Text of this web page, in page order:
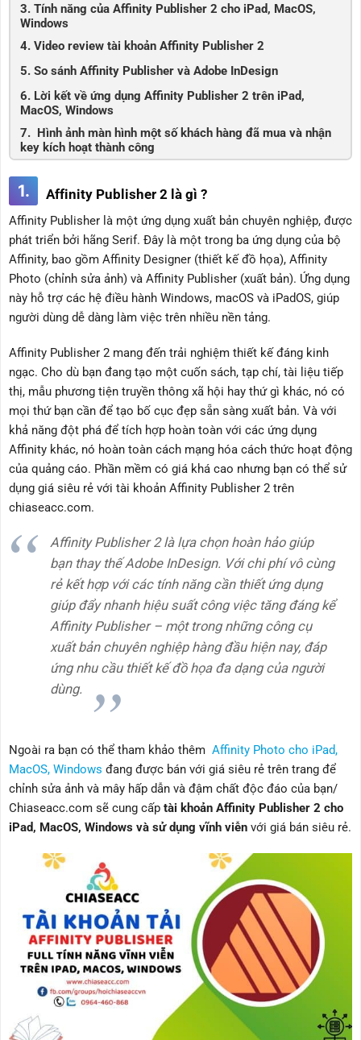
3. Tính năng của Affinity Publisher 2 cho iPad, MacOS,
Windows
4. Video review tài khoản Affinity Publisher 2
5. So sánh Affinity Publisher và Adobe InDesign
6. Lời kết về ứng dụng Affinity Publisher 2 trên iPad,
MacOS, Windows
7. Hình ảnh màn hình một số khách hàng đã mua và nhận
key kích hoạt thành công
1. Affinity Publisher 2 là gì ?
Affinity Publisher là một ứng dụng xuất bản chuyên nghiệp, được
phát triển bởi hãng Serif. Đây là một trong ba ứng dụng của bộ
Affinity, bao gồm Affinity Designer (thiết kế đồ họa), Affinity
Photo (chỉnh sửa ảnh) và Affinity Publisher (xuất bản). Ứng dụng
này hỗ trợ các hệ điều hành Windows, macOS và iPadOS, giúp
người dùng dễ dàng làm việc trên nhiều nền tảng.
Affinity Publisher 2 mang đến trải nghiệm thiết kế đáng kinh
ngạc. Cho dù bạn đang tạo một cuốn sách, tạp chí, tài liệu tiếp
thị, mẫu phương tiện truyền thông xã hội hay thứ gì khác, nó có
mọi thứ bạn cần để tạo bố cục đẹp sẵn sàng xuất bản. Và với
khả năng đột phá để tích hợp hoàn toàn với các ứng dụng
Affinity khác, nó hoàn toàn cách mạng hóa cách thức hoạt động
của quảng cáo. Phần mềm có giá khá cao nhưng bạn có thể sử
dụng giá siêu rẻ với tài khoản Affinity Publisher 2 trên
chiaseacc.com.
Affinity Publisher 2 là lựa chọn hoàn hảo giúp
bạn thay thế Adobe InDesign. Với chi phí vô cùng
rẻ kết hợp với các tính năng cần thiết ứng dụng
giúp đẩy nhanh hiệu suất công việc tăng đáng kể
Affinity Publisher – một trong những công cụ
xuất bản chuyên nghiệp hàng đầu hiện nay, đáp
ứng nhu cầu thiết kế đồ họa đa dạng của người
dùng.
Ngoài ra bạn có thể tham khảo thêm Affinity Photo cho iPad,
MacOS, Windows đang được bán với giá siêu rẻ trên trang để
chỉnh sửa ảnh và mây hấp dẫn và đậm chất độc đáo của bạn/
Chiaseacc.com sẽ cung cấp tài khoản Affinity Publisher 2 cho
iPad, MacOS, Windows và sử dụng vĩnh viễn với giá bán siêu rẻ.